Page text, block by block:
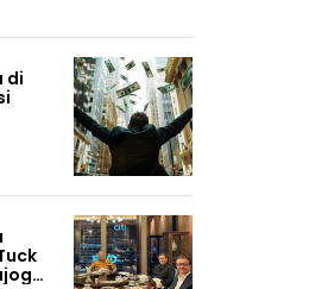
di